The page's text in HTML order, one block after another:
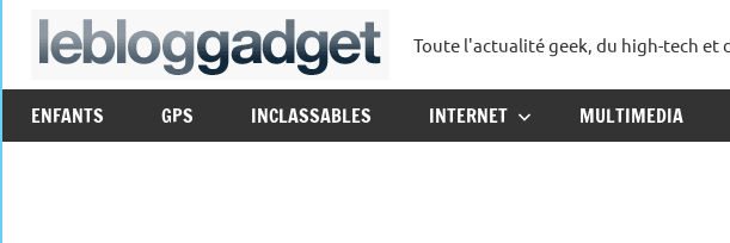
Aller
lebloggadget
Toute l'actualité geek, du high-tech et
ENFANTS GPS INCLASSABLES INTERNET MULTIMEDIA